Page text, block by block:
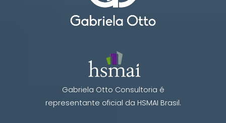
Gabriela Otto Consultoria é
representante oficial da HSMAI Brasil.